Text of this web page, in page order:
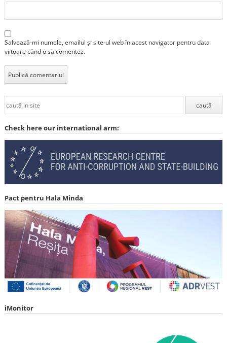
Salvează-mi numele, emailul și site-ul web în acest navigator pentru data
viitoare când o să comentez.
Check here our international arm:
Pact pentru Hala Minda
iMonitor